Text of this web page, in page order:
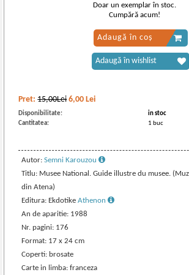
Pret:15,00Lei 6,00 Lei
Disponibilitate:
in stoc
Cantitatea:
1 buc
Autor:Semni Karouzou
Titlu: Musee National. Guide illustre du musee.
din Atena)
Editura: EkdotikeAthenon
An de aparitie: 1988
Nr. pagini: 176
Format: 17 x 24 cm
Coperti: brosate
Carte in limba: franceza
Doar un exemplar în stoc.
Cumpără acum!
Adaugă în coș
Adaugă în wishlist